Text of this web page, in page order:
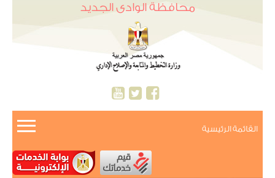
محافظة الوادى الجديد
القائمة الرئيسية